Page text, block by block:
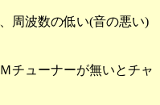
周波数の低い(音の悪い)
チューナーが無いとチャ